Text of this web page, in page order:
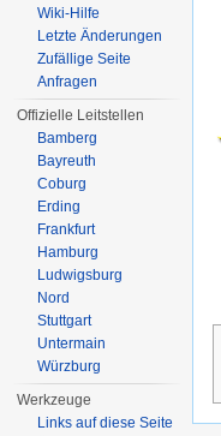
Wiki-Hilfe
Letzte Änderungen
Zufällige Seite
Anfragen
Offizielle Leitstellen
Bamberg
Bayreuth
Coburg
Erding
Frankfurt
Hamburg
Ludwigsburg
Nord
Stuttgart
Untermain
Würzburg
Werkzeuge
Links auf diese Seite